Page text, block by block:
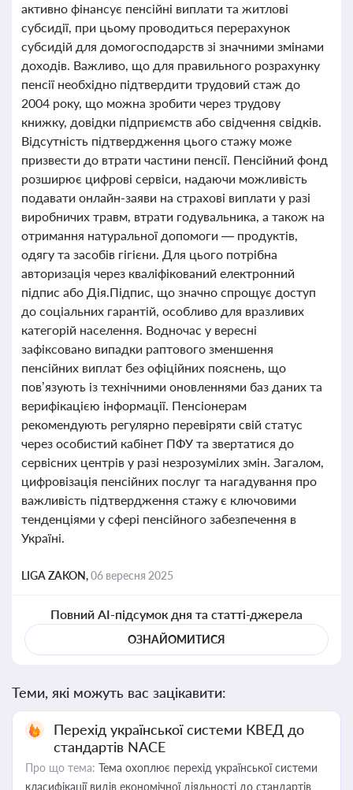
активно фінансує пенсійні виплати та житлові
субсидії, при цьому проводиться перерахунок
субсидій для домогосподарств зі значними змінами
доходів. Важливо, що для правильного розрахунку
пенсії необхідно підтвердити трудовий стаж до
2004 року, що можна зробити через трудову
книжку, довідки підприємств або свідчення свідків.
Відсутність підтвердження цього стажу може
призвести до втрати частини пенсії. Пенсійний фонд
розширює цифрові сервіси, надаючи можливість
подавати онлайн-заяви на страхові виплати у разі
виробничих травм, втрати годувальника, а також на
отримання натуральної допомоги — продуктів,
одягу та засобів гігієни. Для цього потрібна
авторизація через кваліфікований електронний
підпис або Дія.Підпис, що значно спрощує доступ
до соціальних гарантій, особливо для вразливих
категорій населення. Водночас у вересні
зафіксовано випадки раптового зменшення
пенсійних виплат без офіційних пояснень, що
пов’язують із технічними оновленнями баз даних та
верифікацією інформації. Пенсіонерам
рекомендують регулярно перевіряти свій статус
через особистий кабінет ПФУ та звертатися до
сервісних центрів у разі незрозумілих змін. Загалом,
цифровізація пенсійних послуг та нагадування про
важливість підтвердження стажу є ключовими
тенденціями у сфері пенсійного забезпечення в
Україні.
LIGA ZAKON,06 вересня 2025
Повний AI-підсумок дня та статті-джерела
ОЗНАЙОМИТИСЯ
Теми, які можуть вас зацікавити:
Перехід української системи КВЕД до
стандартів NACE
Про що тема: Тема охоплює перехід української системи
класифікації видів економічної діяльності до стандартів